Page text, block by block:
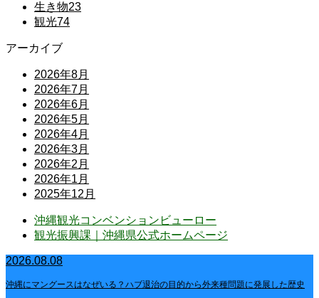
生き物23
観光74
アーカイブ
2026年8月
2026年7月
2026年6月
2026年5月
2026年4月
2026年3月
2026年2月
2026年1月
2025年12月
沖縄観光コンベンションビューロー
観光振興課｜沖縄県公式ホームページ
2026.08.08
沖縄にマングースはなぜいる？ハブ退治の目的から外来種問題に発展した歴史